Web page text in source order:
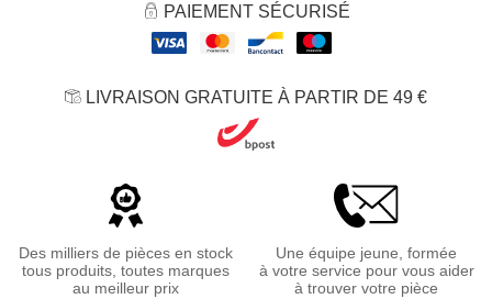
PAIEMENT SÉCURISÉ
LIVRAISON GRATUITE À PARTIR DE 49 €
Des milliers de pièces en stock
tous produits, toutes marques
au meilleur prix
Une équipe jeune, formée
à votre service pour vous aider
à trouver votre pièce